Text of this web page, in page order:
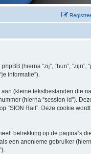
(hierna “zij”, “hun”, “zijn”,
informatie”).
(kleine tekstbestanden die
(hierna “session-id”).
“SION Rail”. Deze cookie
betrekking op de pagina’s
een anonieme gebruiker